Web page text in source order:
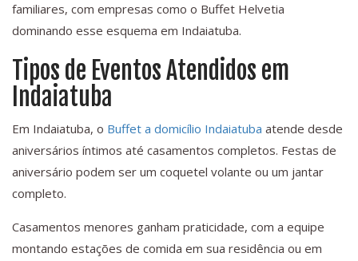
familiares, com empresas como o Buffet Helvetia
dominando esse esquema em Indaiatuba.
Tipos de Eventos Atendidos em
Indaiatuba
Em Indaiatuba, o Buffet a domicílio Indaiatuba atende desde
aniversários íntimos até casamentos completos. Festas de
aniversário podem ser um coquetel volante ou um jantar
completo.
Casamentos menores ganham praticidade, com a equipe
montando estações de comida em sua residência ou em